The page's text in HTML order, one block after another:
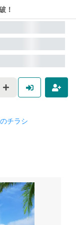
！
チラシ